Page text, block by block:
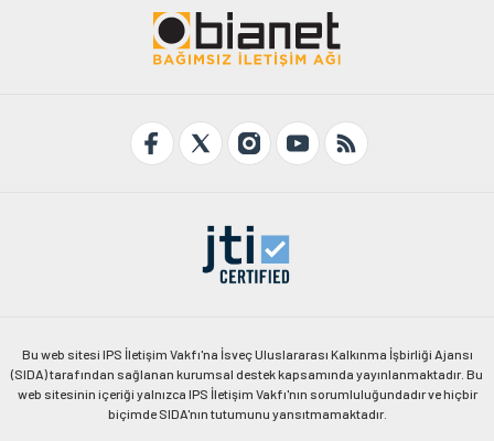
Bu web sitesi IPS İletişim Vakfı'na İsveç Uluslararası Kalkınma İşbirliği Ajansı
(SIDA) tarafından sağlanan kurumsal destek kapsamında yayınlanmaktadır. Bu
web sitesinin içeriği yalnızca IPS İletişim Vakfı'nın sorumluluğundadır ve hiçbir
biçimde SIDA'nın tutumunu yansıtmamaktadır.